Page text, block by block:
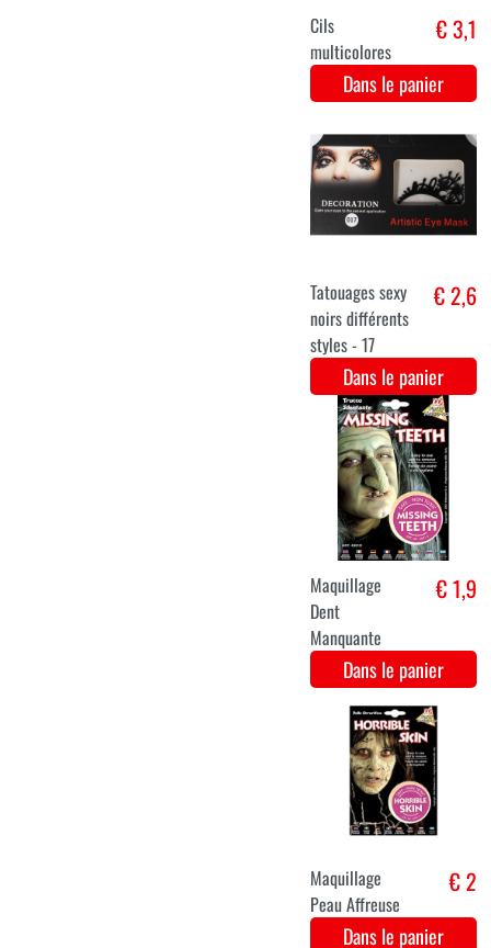
Dans le panier
Rouge à lèvres
Dans le panier
Peau Horrible
De Theatre
Dans le panier
Soirée disco
Cils longs
noir/rouge
€ 3,6
Dans le panier